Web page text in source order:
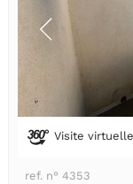
Visite virtuelle
ref. n° 4353